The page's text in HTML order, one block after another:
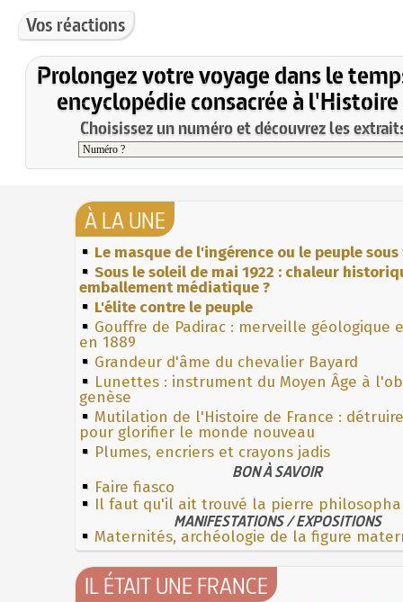
Vos réactions
Prolongez votre voyage dans le
encyclopédie consacrée à l'Histoire
Choisissez un numéro et découvrez les
À LA UNE
Le masque de l'ingérence ou le peuple
Sous le soleil de mai 1922 : chaleur
emballement médiatique ?
L'élite contre le peuple
Gouffre de Padirac : merveille géologique
en 1889
Grandeur d'âme du chevalier Bayard
Lunettes : instrument du Moyen Âge à
genèse
Mutilation de l'Histoire de France :
pour glorifier le monde nouveau
Plumes, encriers et crayons jadis
BON À SAVOIR
Faire fiasco
Il faut qu'il ait trouvé la pierre
MANIFESTATIONS / EXPOSITIONS
Maternités, archéologie de la figure
IL ÉTAIT UNE FRANCE